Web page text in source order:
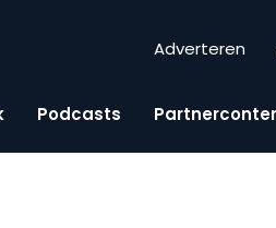
Adverteren
Podcasts